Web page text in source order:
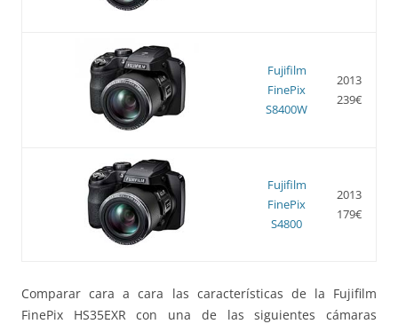
Fujifilm
FinePix
S8400W
2013
239€
Fujifilm
FinePix
S4800
2013
179€
Comparar cara a cara las características de la Fujifilm
FinePix HS35EXR con una de las siguientes cámaras